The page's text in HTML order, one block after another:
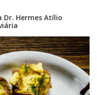
Dr. Hermes Atílio